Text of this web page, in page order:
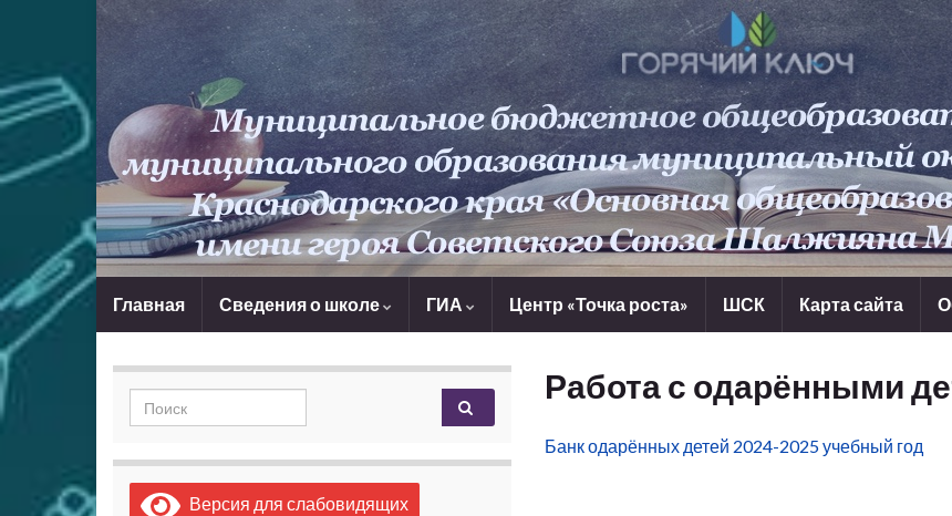
Главная Сведения о школе ГИА Центр «Точка роста» ШСК Карта сайта
Работа с одарёнными
Банк одарённых детей 2024-2025 учебный год
Search for:
Версия для слабовидящих